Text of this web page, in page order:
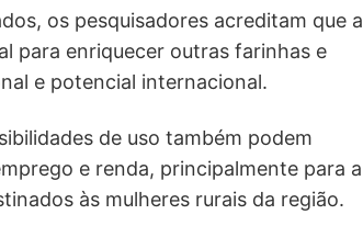
os pesquisadores acreditam que a
para enriquecer outras farinhas e
e potencial internacional.
de uso também podem
e renda, principalmente para a
às mulheres rurais da região.